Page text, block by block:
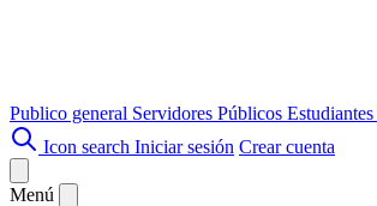
Publico general Servidores Públicos Estudiantes
Icon search Iniciar sesión Crear cuenta
Menú